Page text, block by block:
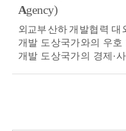
Agency)
외교부 산하 개발협력 대
개발 도상국가와의 우
개발 도상국가의 경제 ·